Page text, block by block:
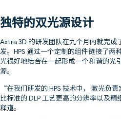
独特的双光源设计
Axtra 3D 的研发团队在九个月内就完成
发。HPS 通过一个定制的组件链接了
光很好地结合在一起形成一个和谐的光
源。
“在我们研发的 HPS 技术中， 激光负
比标准的 DLP 工艺更高的分辨率以及
释道。